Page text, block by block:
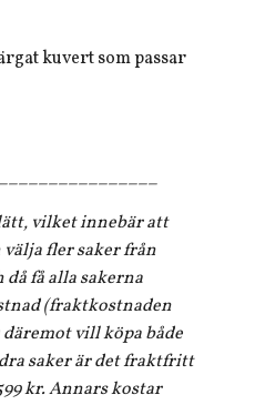
kuvert som passar
vilket innebär att
fler saker från
då få alla sakerna
(fraktkostnaden
däremot vill köpa både
saker är det fraktfritt
kr. Annars kostar